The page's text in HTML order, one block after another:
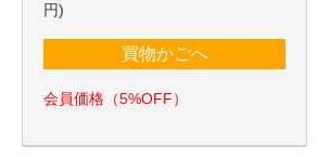
円)
買物かごへ
会員価格（5%OFF）